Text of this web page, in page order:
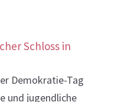
Schloss in
Demokratie-Tag
und jugendliche